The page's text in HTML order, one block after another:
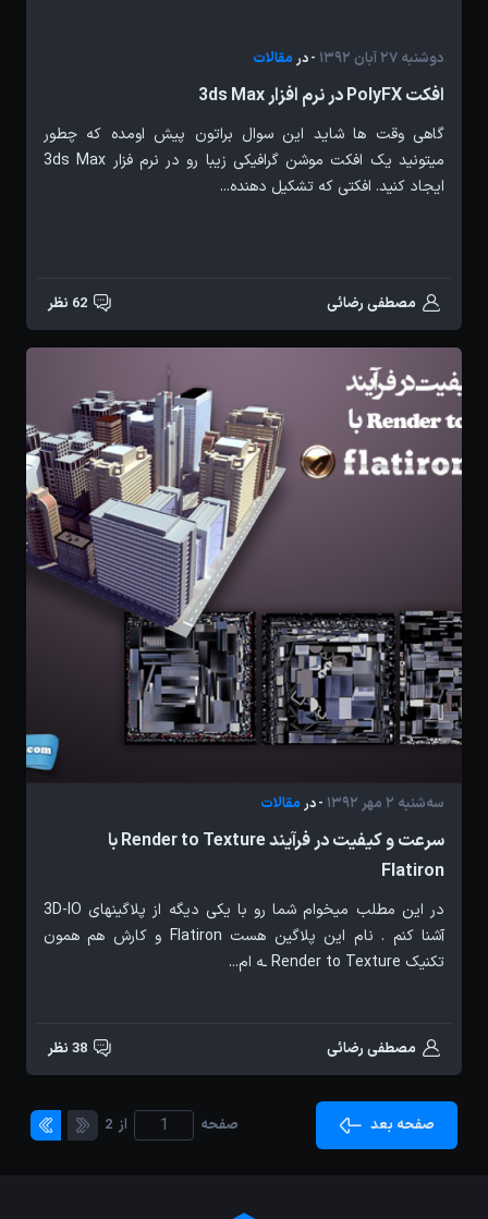
دوشنبه 27 آبان 1392 - در مقالات
افکت PolyFX در نرم افزار 3ds Max
گاهی وقت ها شاید این سوال براتون پیش اومده که چطور
میتونید یک افکت موشن گرافیکی زیبا رو در نرم فزار 3ds Max
ایجاد کنید. افکتی که تشکیل دهنده...
مصطفی رضائی 62 نظر
سه‌شنبه 2 مهر 1392 - در مقالات
سرعت و کیفیت در فرآیند Render to Texture با
Flatiron
در این مطلب میخوام شما رو با یکی دیگه از پلاگینهای 3D-IO
آشنا کنم . نام این پلاگین هست Flatiron و کارش هم همون
تکنیک Render to Texture ـه ام...
مصطفی رضائی 38 نظر
صفحه بعد صفحه از 2